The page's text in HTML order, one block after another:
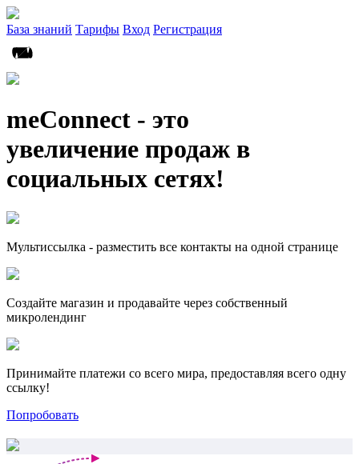
База знаний Тарифы Вход Регистрация
meConnect - это
увеличение продаж в
социальных сетях!
Мультиссылка - разместить все контакты на одной странице
Создайте магазин и продавайте через собственный
микролендинг
Принимайте платежи со всего мира, предоставляя всего одну
ссылку!
Попробовать